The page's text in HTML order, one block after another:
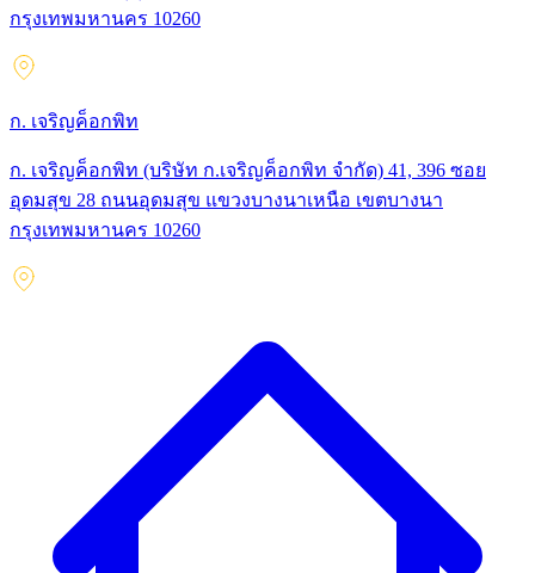
กรุงเทพมหานคร 10260
ก. เจริญค็อกพิท
ก. เจริญค็อกพิท (บริษัท ก.เจริญค็อกพิท จำกัด) 41, 396 ซอย
อุดมสุข 28 ถนนอุดมสุข แขวงบางนาเหนือ เขตบางนา
กรุงเทพมหานคร 10260